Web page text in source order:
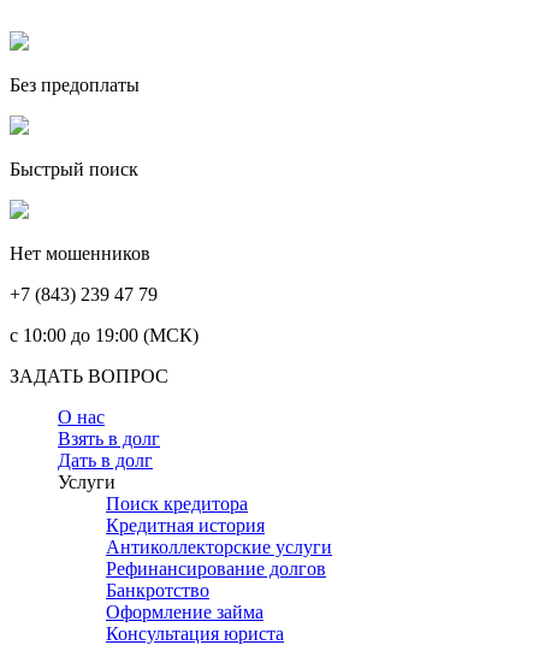
Без предоплаты
Быстрый поиск
Нет мошенников
+7 (843) 239 47 79
c 10:00 до 19:00 (МСК)
ЗАДАТЬ ВОПРОС
О нас
Взять в долг
Дать в долг
Услуги
Поиск кредитора
Кредитная история
Антиколлекторские услуги
Рефинансирование долгов
Банкротство
Оформление займа
Консультация юриста